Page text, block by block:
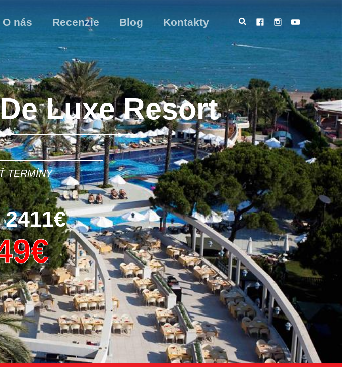
O nás Recenzie Blog Kontakty
Luxe Resort
TERMÍNY
2411€